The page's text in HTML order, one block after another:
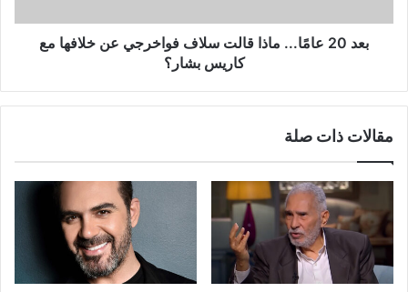
خلافها
بعد 20 عامًا... ماذا قالت سلاف فواخرجي عن خلافها مع
كاريس بشار؟
مقالات ذات صلة